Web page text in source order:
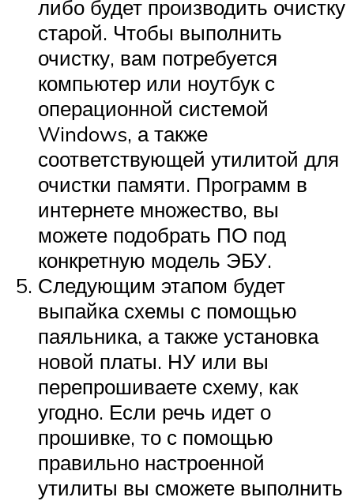
либо будет производить очистку
старой. Чтобы выполнить
очистку, вам потребуется
компьютер или ноутбук с
операционной системой
Windows, а также
соответствующей утилитой для
очистки памяти. Программ в
интернете множество, вы
можете подобрать ПО под
конкретную модель ЭБУ.
Следующим этапом будет
выпайка схемы с помощью
паяльника, а также установка
новой платы. НУ или вы
перепрошиваете схему, как
угодно. Если речь идет о
прошивке, то с помощью
правильно настроенной
утилиты вы сможете выполнить